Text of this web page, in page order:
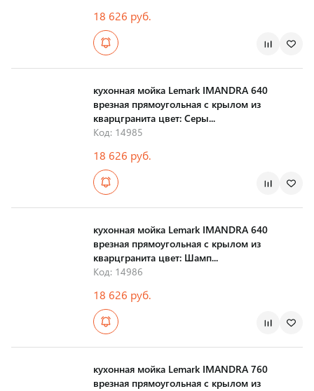
18 626 руб.
кухонная мойка Lemark IMANDRA 640
врезная прямоугольная с крылом из
кварцгранита цвет: Серы...
Код: 14985
18 626 руб.
кухонная мойка Lemark IMANDRA 640
врезная прямоугольная с крылом из
кварцгранита цвет: Шамп...
Код: 14986
18 626 руб.
кухонная мойка Lemark IMANDRA 760
врезная прямоугольная с крылом из